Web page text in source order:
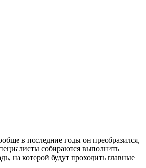
в последние годы он преобразился,
собираются выполнить
на которой будут проходить главные